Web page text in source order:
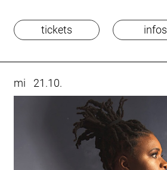
tickets infos
mi 21.10.